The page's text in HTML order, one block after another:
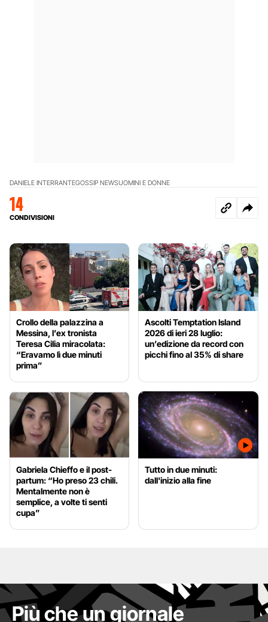
DANIELE INTERRANTEGOSSIP NEWSUOMINI E DONNE
14
CONDIVISIONI
Crollo della palazzina a
Messina, l’ex tronista
Teresa Cilia miracolata:
“Eravamo lì due minuti
prima”
Ascolti Temptation Island
2026 di ieri 28 luglio:
un’edizione da record con
picchi fino al 35% di share
Gabriela Chieffo e il post-
partum: “Ho preso 23 chili.
Mentalmente non è
semplice, a volte ti senti
cupa”
Tutto in due minuti:
dall'inizio alla fine
Più che un giornale